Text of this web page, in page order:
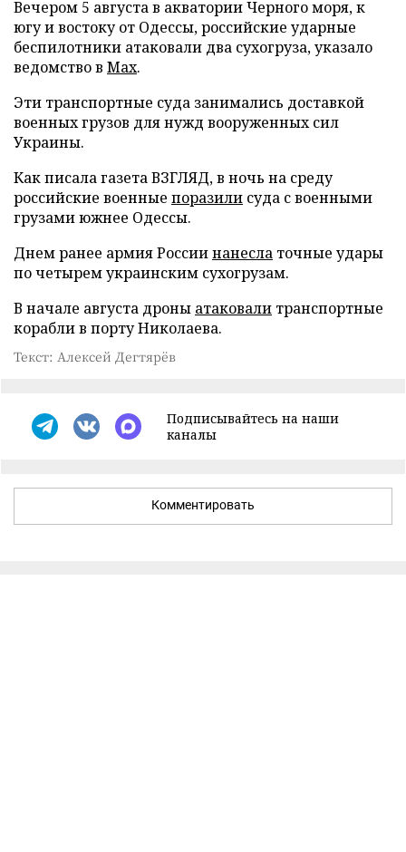
Вечером 5 августа в акватории Черного моря, к
югу и востоку от Одессы, российские ударные
беспилотники атаковали два сухогруза, указало
ведомство в Max.
Эти транспортные суда занимались доставкой
военных грузов для нужд вооруженных сил
Украины.
Как писала газета ВЗГЛЯД, в ночь на среду
российские военные поразили суда с военными
грузами южнее Одессы.
Днем ранее армия Россиинанесла точные удары
по четырем украинским сухогрузам.
В начале августа дроны атаковали транспортные
корабли в порту Николаева.
Текст: Алексей Дегтярёв
Подписывайтесь на наши
каналы
Комментировать